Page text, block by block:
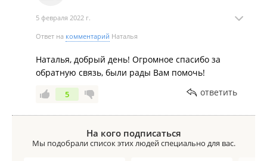
5 февраля 2022 г.
Ответ на комментарий Наталья
Наталья, добрый день! Огромное спасибо за
обратную связь, были рады Вам помочь!
5 ответить
На кого подписаться
Мы подобрали список этих людей специально для вас.